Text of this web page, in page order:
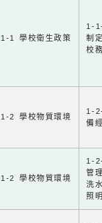
1-1 學校衛生政策
1-
制
校
1-2 學校物質環境
1-
備
1-2 學校物質環境
1-
管
洗
照